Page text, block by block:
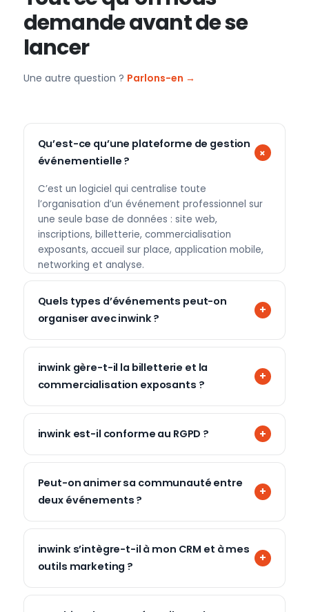
demande avant de se
lancer
Une autre question ? Parlons-en →
Qu’est-ce qu’une plateforme de gestion
événementielle ?
C’est un logiciel qui centralise toute
l’organisation d’un événement professionnel sur
une seule base de données : site web,
inscriptions, billetterie, commercialisation
exposants, accueil sur place, application mobile,
networking et analyse.
Quels types d’événements peut-on
organiser avec inwink ?
inwink gère-t-il la billetterie et la
commercialisation exposants ?
inwink est-il conforme au RGPD ?
Peut-on animer sa communauté entre
deux événements ?
inwink s’intègre-t-il à mon CRM et à mes
outils marketing ?